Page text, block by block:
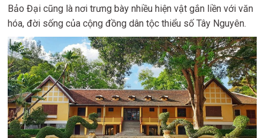
Bảo Đại cũng là nơi trưng bày nhiều hiện vật gắn liền với văn
hóa, đời sống của cộng đồng dân tộc thiểu số Tây Nguyên.